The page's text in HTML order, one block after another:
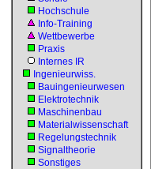
Hochschule
Info-Training
Wettbewerbe
Praxis
Internes IR
Ingenieurwiss.
Bauingenieurwesen
Elektrotechnik
Maschinenbau
Materialwissenschaft
Regelungstechnik
Signaltheorie
Sonstiges